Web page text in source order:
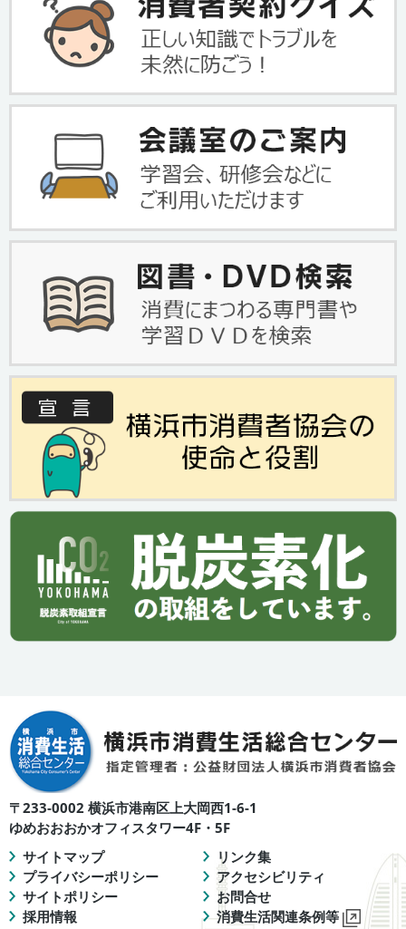
〒233-0002 横浜市港南区上大岡西1-6-1
ゆめおおおかオフィスタワー4F・5F
サイトマップ
リンク集
プライバシーポリシー
アクセシビリティ
サイトポリシー
お問合せ
採用情報
消費生活関連条例等